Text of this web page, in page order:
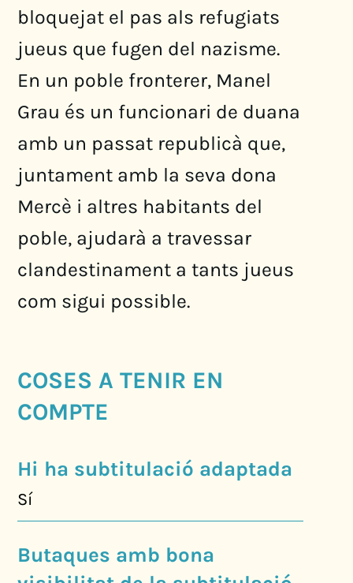
bloquejat el pas als refugiats
jueus que fugen del nazisme.
En un poble fronterer, Manel
Grau és un funcionari de duana
amb un passat republicà que,
juntament amb la seva dona
Mercè i altres habitants del
poble, ajudarà a travessar
clandestinament a tants jueus
com sigui possible.
COSES A TENIR EN
COMPTE
Hi ha subtitulació adaptada
Sí
Butaques amb bona